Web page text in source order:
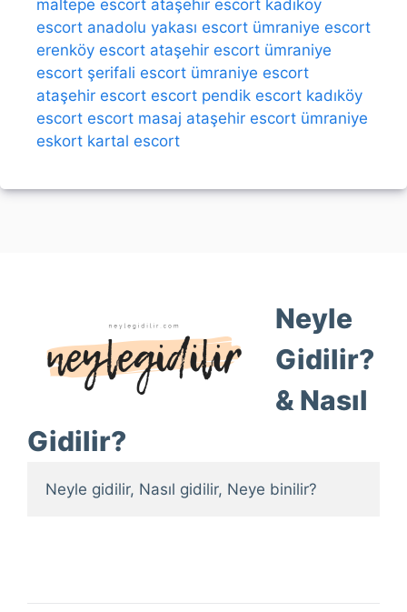
maltepe escort ataşehir escort kadıköy
escort anadolu yakası escort ümraniye escort
erenköy escort ataşehir escort ümraniye
escort şerifali escort ümraniye escort
ataşehir escort escort pendik escort kadıköy
escort escort masaj ataşehir escort ümraniye
eskort kartal escort
Neyle
Gidilir?
& Nasıl
Gidilir?
Neyle gidilir, Nasıl gidilir, Neye binilir?